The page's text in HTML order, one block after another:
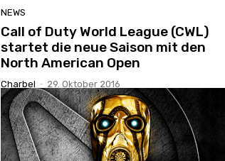
NEWS
Call of Duty World League (CWL)
startet die neue Saison mit den
North American Open
Charbel - 29. Oktober 2016